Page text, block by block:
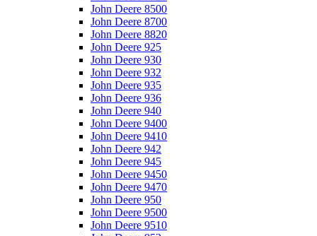
John Deere 8500
John Deere 8700
John Deere 8820
John Deere 925
John Deere 930
John Deere 932
John Deere 935
John Deere 936
John Deere 940
John Deere 9400
John Deere 9410
John Deere 942
John Deere 945
John Deere 9450
John Deere 9470
John Deere 950
John Deere 9500
John Deere 9510